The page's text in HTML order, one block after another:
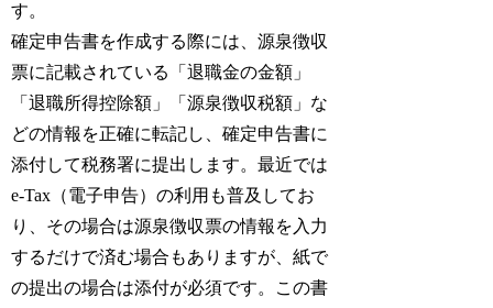
す。
確定申告書を作成する際には、源泉徴収
票に記載されている「退職金の金額」
「退職所得控除額」「源泉徴収税額」な
どの情報を正確に転記し、確定申告書に
添付して税務署に提出します。最近では
e-Tax（電子申告）の利用も普及してお
り、その場合は源泉徴収票の情報を入力
するだけで済む場合もありますが、紙で
の提出の場合は添付が必須です。この書